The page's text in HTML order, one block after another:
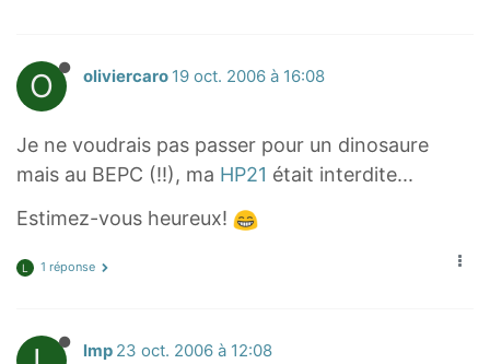
O oliviercaro 19 oct. 2006 à 16:08
Je ne voudrais pas passer pour un dinosaure
mais au BEPC (!!), ma HP21 était interdite...
Estimez-vous heureux!
L 1 réponse
lmp 23 oct. 2006 à 12:08